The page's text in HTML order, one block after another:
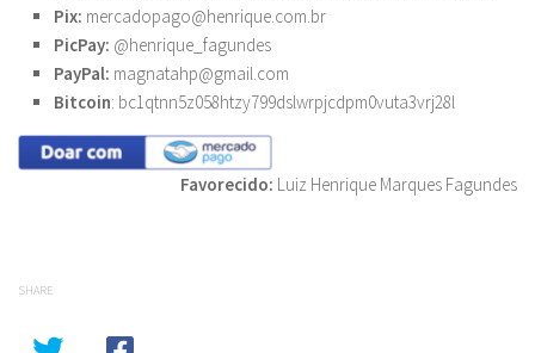
Pix: mercadopago@henrique.com.br
PicPay: @henrique_fagundes
PayPal: magnatahp@gmail.com
Bitcoin: bc1qtnn5z058htzy799dslwrpjcdpm0vuta3vrj28l
Favorecido: Luiz Henrique Marques Fagundes
SHARE